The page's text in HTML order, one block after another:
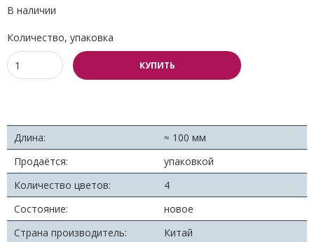
В наличии
Количество, упаковка
КУПИТЬ
Длина:
≈ 100 мм
Продаётся:
упаковкой
Количество цветов:
4
Состояние:
новое
Страна производитель:
Китай